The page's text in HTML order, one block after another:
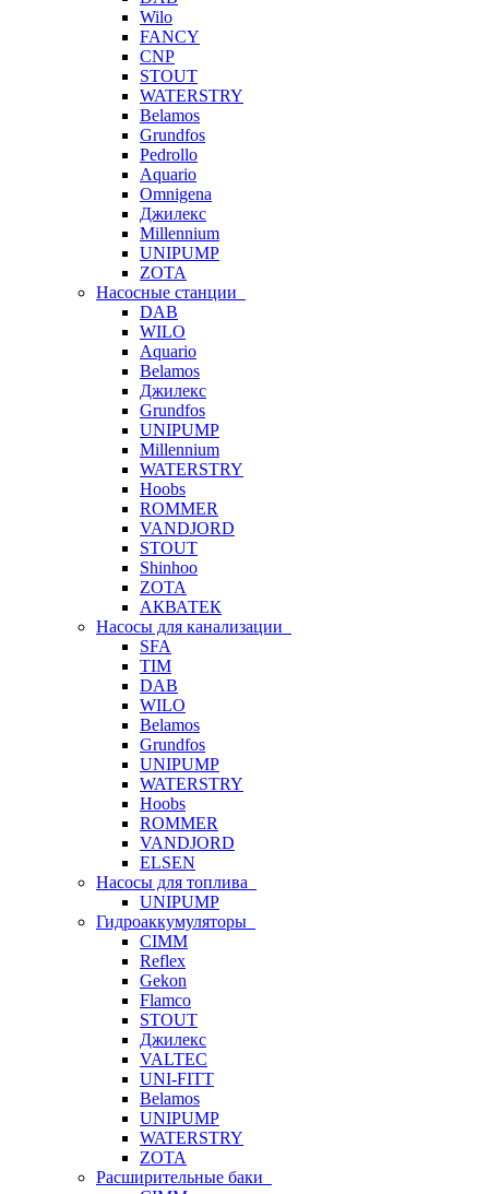
Wilo
FANCY
CNP
STOUT
WATERSTRY
Belamos
Grundfos
Pedrollo
Aquario
Omnigena
Джилекс
Millennium
UNIPUMP
ZOTA
Насосные станции
DAB
WILO
Aquario
Belamos
Джилекс
Grundfos
UNIPUMP
Millennium
WATERSTRY
Hoobs
ROMMER
VANDJORD
STOUT
Shinhoo
ZOTA
АКВАТЕК
Насосы для канализации
SFA
TIM
DAB
WILO
Belamos
Grundfos
UNIPUMP
WATERSTRY
Hoobs
ROMMER
VANDJORD
ELSEN
Насосы для топлива
UNIPUMP
Гидроаккумуляторы
CIMM
Reflex
Gekon
Flamco
STOUT
Джилекс
VALTEC
UNI-FITT
Belamos
UNIPUMP
WATERSTRY
ZOTA
Расширительные баки